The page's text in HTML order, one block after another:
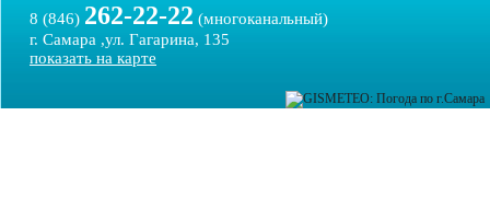
8 (846) 262-22-22 (многоканальный)
г. Самара ,ул. Гагарина, 135
показать на карте